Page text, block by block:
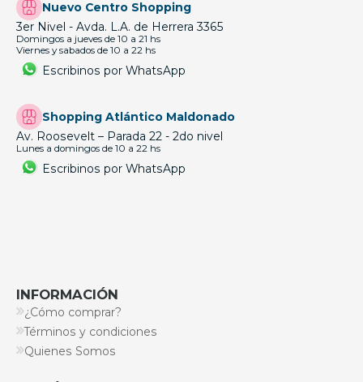
Nuevo Centro Shopping
3er Nivel - Avda. L.A. de Herrera 3365
Domingos a jueves de 10 a 21 hs
Viernes y sabados de 10 a 22 hs
Escribinos por WhatsApp
Shopping Atlántico Maldonado
Av. Roosevelt – Parada 22 - 2do nivel
Lunes a domingos de 10 a 22 hs
Escribinos por WhatsApp
INFORMACIÓN
¿Cómo comprar?
Términos y condiciones
Quienes Somos